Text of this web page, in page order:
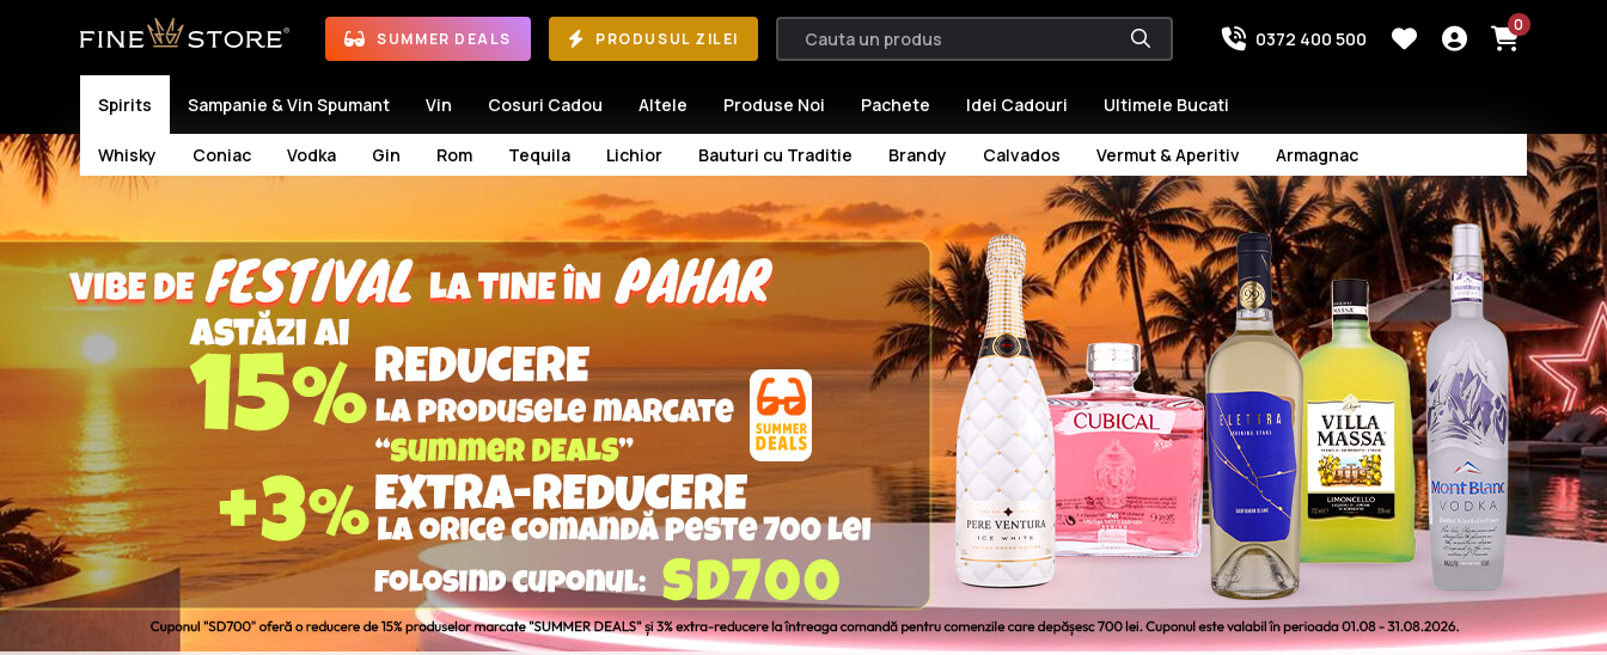
SUMMER DEALS PRODUSUL ZILEI 0372 400 500
0
Spirits
Whisky Coniac Vodka Gin Rom Tequila Lichior Bauturi cu Traditie Brandy Calvados Vermut & Aperitiv Armagnac
Sampanie & Vin Spumant Vin Cosuri Cadou Altele Produse Noi Pachete Idei Cadouri Ultimele Bucati